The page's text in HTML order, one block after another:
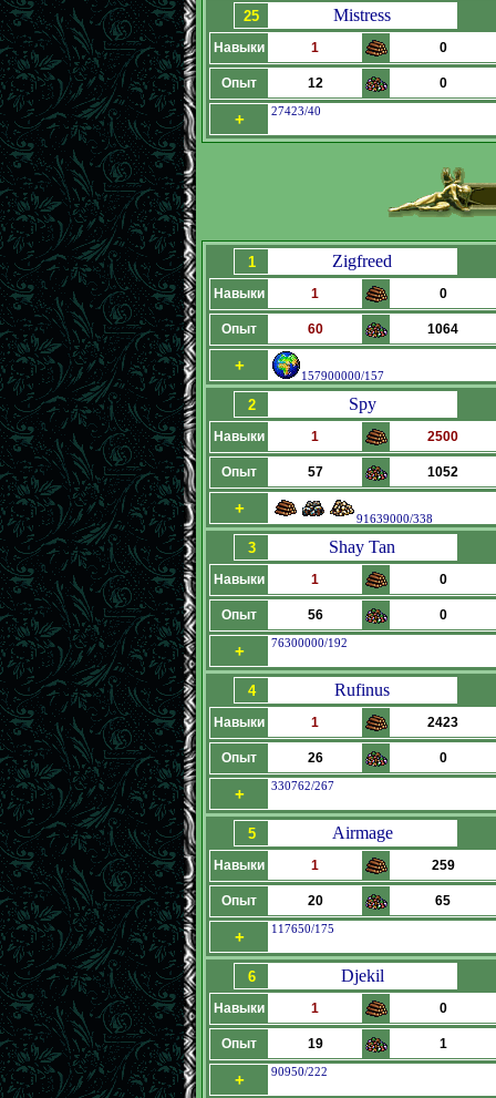
25 Mistress
Навыки 1 0
Опыт 12 0
+ 27423/40
1 Zigfreed
Навыки 1 0
Опыт 60 1064
+
157900000/157
2 Spy
Навыки 1 2500
Опыт 57 1052
+
91639000/338
3 Shay Tan
Навыки 1 0
Опыт 56 0
+ 76300000/192
4 Rufinus
Навыки 1 2423
Опыт 26 0
+ 330762/267
5 Airmage
Навыки 1 259
Опыт 20 65
+ 117650/175
6 Djekil
Навыки 1 0
Опыт 19 1
+ 90950/222